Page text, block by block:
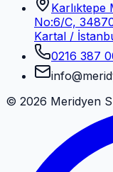
Karlıktepe
No:6/C,
Kartal /
0216 387
© 2026 Meridyen